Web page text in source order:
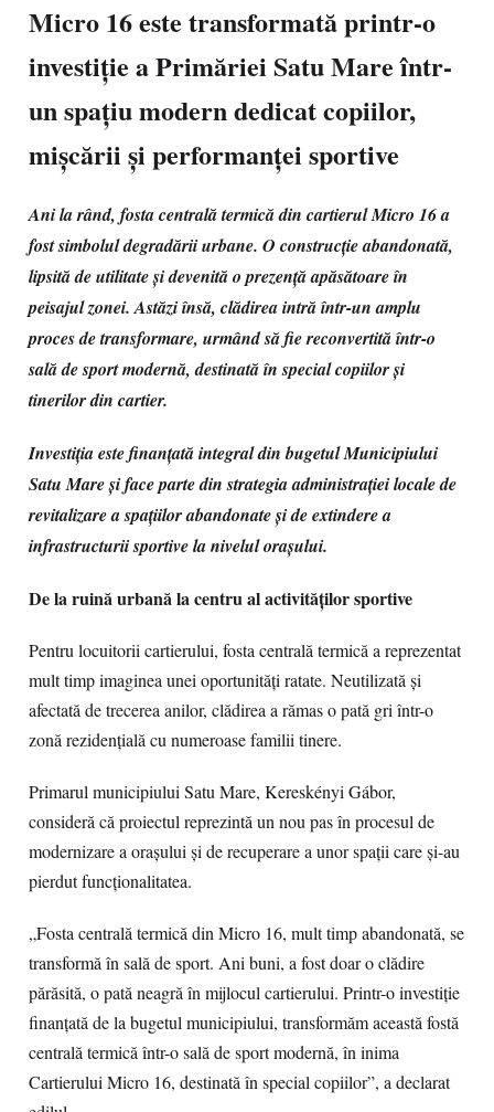
Micro 16 este transformată printr-o
investiție a Primăriei Satu Mare într-
un spațiu modern dedicat copiilor,
mișcării și performanței sportive
Ani la rând, fosta centrală termică din cartierul Micro 16 a
fost simbolul degradării urbane. O construcție abandonată,
lipsită de utilitate și devenită o prezență apăsătoare în
peisajul zonei. Astăzi însă, clădirea intră într-un amplu
proces de transformare, urmând să fie reconvertită într-o
sală de sport modernă, destinată în special copiilor și
tinerilor din cartier.
Investiția este finanțată integral din bugetul Municipiului
Satu Mare și face parte din strategia administrației locale de
revitalizare a spațiilor abandonate și de extindere a
infrastructurii sportive la nivelul orașului.
De la ruină urbană la centru al activităților sportive
Pentru locuitorii cartierului, fosta centrală termică a reprezentat
mult timp imaginea unei oportunități ratate. Neutilizată și
afectată de trecerea anilor, clădirea a rămas o pată gri într-o
zonă rezidențială cu numeroase familii tinere.
Primarul municipiului Satu Mare, Kereskényi Gábor,
consideră că proiectul reprezintă un nou pas în procesul de
modernizare a orașului și de recuperare a unor spații care și-au
pierdut funcționalitatea.
„Fosta centrală termică din Micro 16, mult timp abandonată, se
transformă în sală de sport. Ani buni, a fost doar o clădire
părăsită, o pată neagră în mijlocul cartierului. Printr-o investiție
finanțată de la bugetul municipiului, transformăm această fostă
centrală termică într-o sală de sport modernă, în inima
Cartierului Micro 16, destinată în special copiilor”, a declarat